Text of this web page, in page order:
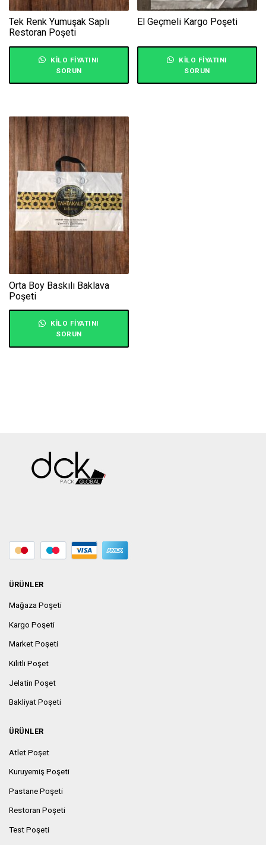
Tek Renk Yumuşak Saplı
Restoran Poşeti
KILO FIYATINI
SORUN
El Geçmeli Kargo Poşeti
KILO FIYATINI
SORUN
Orta Boy Baskılı Baklava
Poşeti
KILO FIYATINI
SORUN
ÜRÜNLER
Mağaza Poşeti
Kargo Poşeti
Market Poşeti
Kilitli Poşet
Jelatin Poşet
Bakliyat Poşeti
ÜRÜNLER
Atlet Poşet
Kuruyemiş Poşeti
Pastane Poşeti
Restoran Poşeti
Test Poşeti